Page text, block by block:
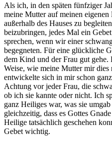
Als ich, in den späten fünfziger
meine Mutter auf meinen eigenen
außerhalb des Hauses zu
beizubringen, jedes Mal ein
sprechen, wenn wir einer
begegneten. Für eine glückliche
dem Kind und der Frau gut
Weise, wie meine Mutter mir dies
entwickelte sich in mir schon
Achtung vor jeder Frau, die
ob ich sie kannte oder nicht. Ich
ganz Heiliges war, was sie
gleichzeitig, dass es Gottes
Heilige tatsächlich geschehen
Gebet wichtig.